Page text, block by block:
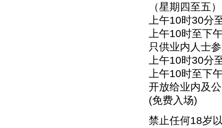
（星期四至五）
上午10时30分
上午10时至下
只供业内人士
上午10时30分
上午10时至下
开放给业内及
(免费入场)
禁止任何18岁